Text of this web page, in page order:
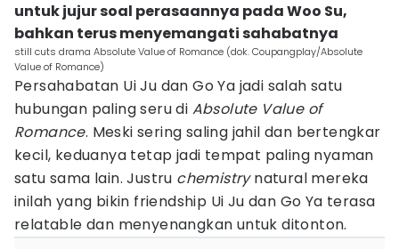
untuk jujur soal perasaannya pada Woo Su,
bahkan terus menyemangati sahabatnya
still cuts drama Absolute Value of Romance (dok. Coupangplay/Absolute
Value of Romance)
Persahabatan Ui Ju dan Go Ya jadi salah satu
hubungan paling seru di Absolute Value of
Romance. Meski sering saling jahil dan bertengkar
kecil, keduanya tetap jadi tempat paling nyaman
satu sama lain. Justru chemistrynatural mereka
inilah yang bikin friendship Ui Ju dan Go Ya terasa
relatable dan menyenangkan untuk ditonton.